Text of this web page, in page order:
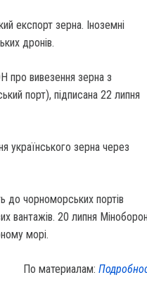
експорт зерна. Іноземні
дронів.
про вивезення зерна з
порт), підписана 22 липня
українського зерна через
до чорноморських портів
вантажів. 20 липня
морі.
По материалам: